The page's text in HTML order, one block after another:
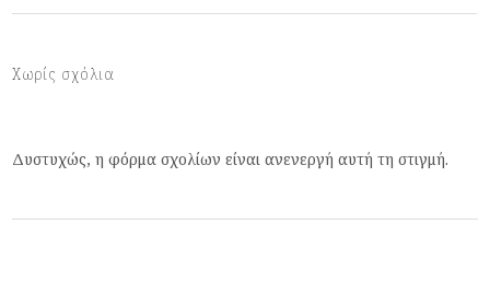
Χωρίς σχόλια
Δυστυχώς, η φόρμα σχολίων είναι ανενεργή αυτή τη στιγμή.